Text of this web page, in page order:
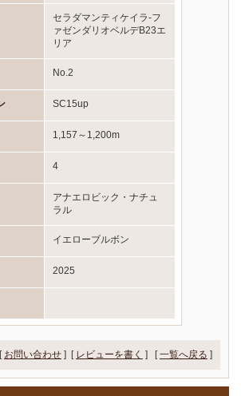
セラダマンティケイラ-フ
ァゼンダリオベルデB23エ
リア
No.2
SC15up
1,157～1,200m
4
アナエロビック・ナチュ
ラル
イエローブルボン
2025
お問い合わせ ] [ レビューを書く ] [一覧へ戻る ]